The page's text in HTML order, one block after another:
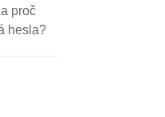
proč
hesla?